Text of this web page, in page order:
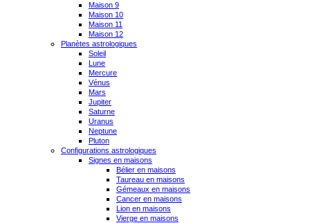
Maison 9
Maison 10
Maison 11
Maison 12
Planètes astrologiques
Soleil
Lune
Mercure
Vénus
Mars
Jupiter
Saturne
Uranus
Neptune
Pluton
Configurations astrologiques
Signes en maisons
Bélier en maisons
Taureau en maisons
Gémeaux en maisons
Cancer en maisons
Lion en maisons
Vierge en maisons